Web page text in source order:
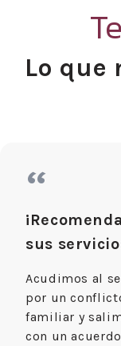
Lo que
“
sus
Acudimos al
por un
familiar y
con un